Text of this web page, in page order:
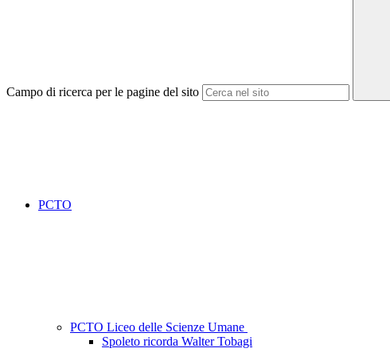
Campo di ricerca per le pagine del sito
PCTO
PCTO Liceo delle Scienze Umane
Spoleto ricorda Walter Tobagi